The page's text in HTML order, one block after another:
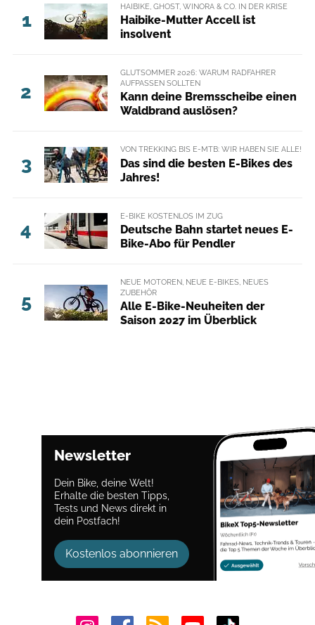
1
HAIBIKE, GHOST, WINORA & CO. IN DER KRISE
Haibike-Mutter Accell ist
insolvent
2
GLUTSOMMER 2026: WARUM RADFAHRER
AUFPASSEN SOLLTEN
Kann deine Bremsscheibe einen
Waldbrand auslösen?
3
VON TREKKING BIS E-MTB: WIR HABEN SIE ALLE!
Das sind die besten E-Bikes des
Jahres!
4
E-BIKE KOSTENLOS IM ZUG
Deutsche Bahn startet neues E-
Bike-Abo für Pendler
5
NEUE MOTOREN, NEUE E-BIKES, NEUES
ZUBEHÖR
Alle E-Bike-Neuheiten der
Saison 2027 im Überblick
Newsletter
Dein Bike, deine Welt!
Erhalte die besten Tipps,
Tests und News direkt in
dein Postfach!
Kostenlos abonnieren